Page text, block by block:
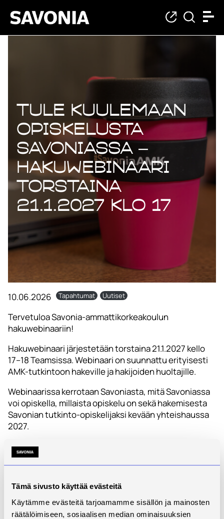
Tämä sivusto käyttää evästeitä
Käytämme evästeitä tarjoamamme sisällön ja mainosten
räätälöimiseen, sosiaalisen median ominaisuuksien
Tule kuulemaan
opiskelusta
Savoniassa –
hakuwebinaari
torstaina
21.1.2027 klo 17
10.06.2026 Tapahtumat Uutiset
Tervetuloa Savonia-ammattikorkeakoulun
hakuwebinaariin!
Hakuwebinaari järjestetään torstaina 21.1.2027 kello
17–18 Teamsissa. Webinaari on suunnattu erityisesti
AMK-tutkintoon hakeville ja hakijoiden huoltajille.
Webinaarissa kerrotaan Savoniasta, mitä Savoniassa
voi opiskella, millaista opiskelu on sekä hakemisesta
Savonian tutkinto-opiskelijaksi kevään yhteishaussa
2027.
Webinaarista tehdään tallenne. Tallenne on
katsottavissa kahden viikon ajan julkaisemisesta.
Pirjo Venhovaara
Koordinoiva ohjausasiantuntija
pirjo.venhovaara@savonia.fi